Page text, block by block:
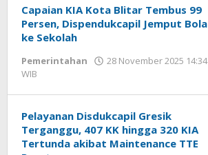
Capaian KIA Kota Blitar Tembus 99
Persen, Dispendukcapil Jemput Bola
ke Sekolah
Pemerintahan
28 November 2025 14:34
WIB
Pelayanan Disdukcapil Gresik
Terganggu, 407 KK hingga 320 KIA
Tertunda akibat Maintenance TTE